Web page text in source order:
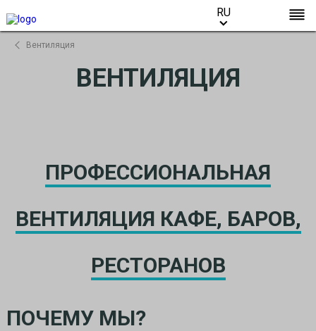
RU
Вентиляция
ВЕНТИЛЯЦИЯ
ПРОФЕССИОНАЛЬНАЯ
ВЕНТИЛЯЦИЯ КАФЕ, БАРОВ,
РЕСТОРАНОВ
ПОЧЕМУ МЫ?